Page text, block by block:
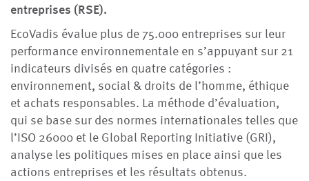
entreprises (RSE).
EcoVadis évalue plus de 75.000 entreprises sur leur
performance environnementale en s’appuyant sur 21
indicateurs divisés en quatre catégories :
environnement, social & droits de l’homme, éthique
et achats responsables. La méthode d’évaluation,
qui se base sur des normes internationales telles que
l’ISO 26000 et le Global Reporting Initiative (GRI),
analyse les politiques mises en place ainsi que les
actions entreprises et les résultats obtenus.